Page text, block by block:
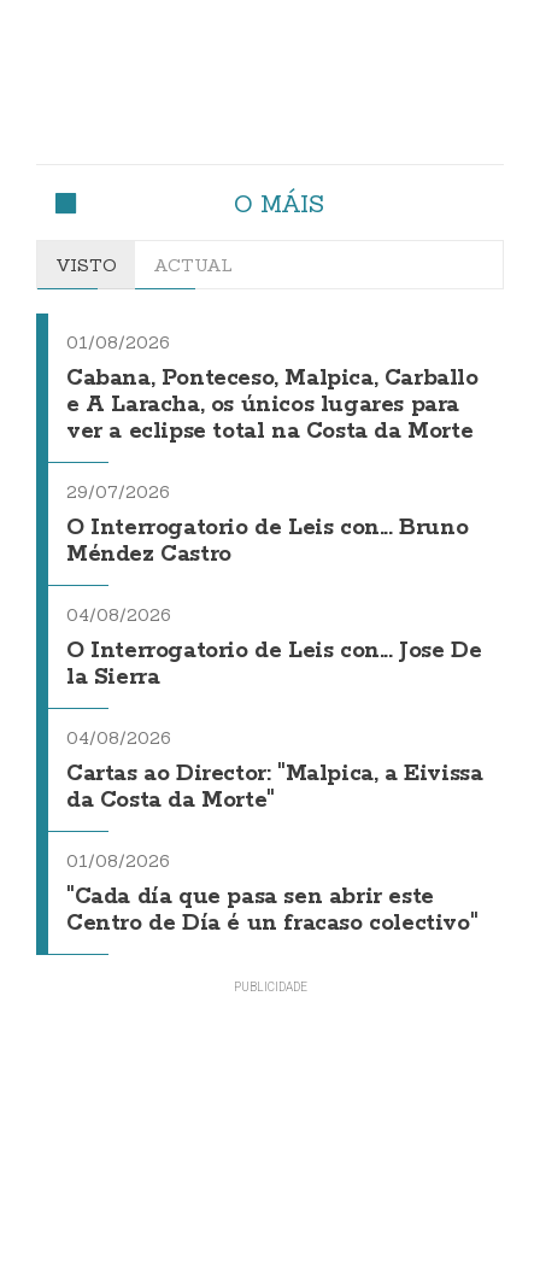
O MÁIS
VISTO ACTUAL
01/08/2026
Cabana, Ponteceso, Malpica, Carballo
e A Laracha, os únicos lugares para
ver a eclipse total na Costa da Morte
29/07/2026
O Interrogatorio de Leis con... Bruno
Méndez Castro
04/08/2026
O Interrogatorio de Leis con... Jose De
la Sierra
04/08/2026
Cartas ao Director: "Malpica, a Eivissa
da Costa da Morte"
01/08/2026
"Cada día que pasa sen abrir este
Centro de Día é un fracaso colectivo"